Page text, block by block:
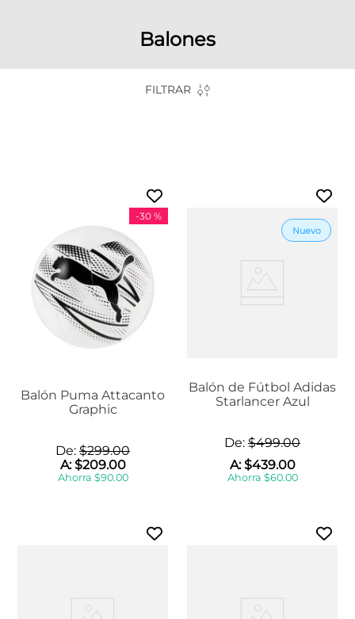
Balones
FILTRAR
-30 %
Balón Puma Attacanto
Graphic
De: $299.00
A:$209.00
Ahorra $90.00
Balón de Fútbol Adidas
Starlancer Azul
De: $499.00
A:$439.00
Ahorra $60.00